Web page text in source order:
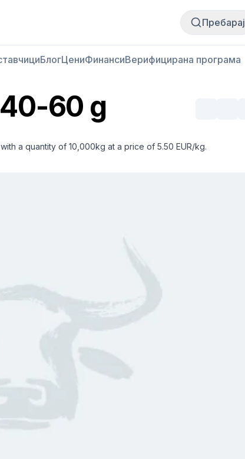
Пребарај
БлогЦениФинансиВерифицирана програма
60 g
a quantity of 10,000kg at a price of 5.50 EUR/kg.